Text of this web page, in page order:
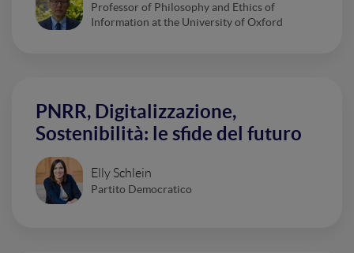
Professor of Philosophy and Ethics of
Information at the University of Oxford
PNRR, Digitalizzazione,
Sostenibilità: le sfide del futuro
Elly Schlein
Partito Democratico